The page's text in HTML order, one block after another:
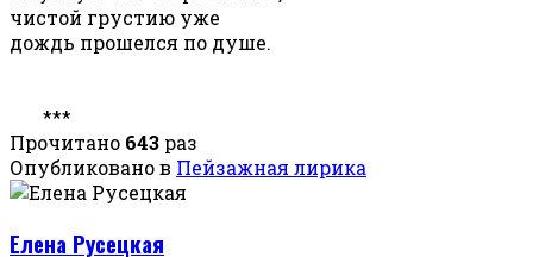
чистой грустию уже
дождь прошелся по душе.
***
Прочитано 643 раз
Опубликовано в Пейзажная лирика
Елена Русецкая